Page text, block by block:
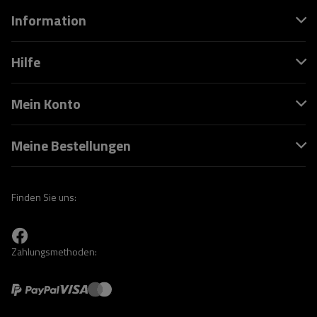
Information
Hilfe
Mein Konto
Meine Bestellungen
Finden Sie uns:
Zahlungsmethoden: